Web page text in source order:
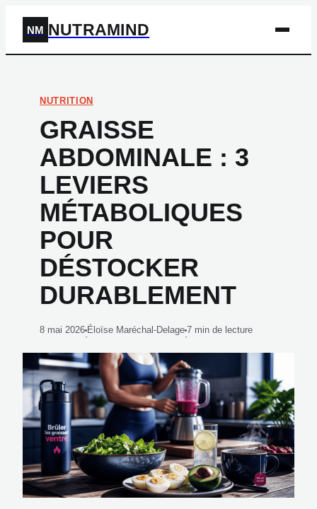
NM NUTRAMIND
NUTRITION
GRAISSE
ABDOMINALE : 3
LEVIERS
MÉTABOLIQUES
POUR
DÉSTOCKER
DURABLEMENT
8 mai 2026
·
Éloïse Maréchal-Delage
·
7 min de lecture